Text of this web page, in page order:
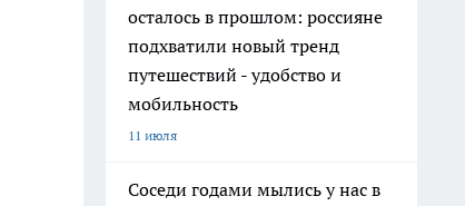
осталось в прошлом: россияне
подхватили новый тренд
путешествий - удобство и
мобильность
11 июля
Соседи годами мылись у нас в